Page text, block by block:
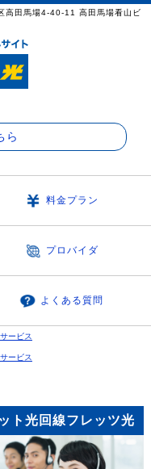
ら
料金プラン
プロバイダ
よくある質問
ービス
ービス
ト光回線フレッツ光